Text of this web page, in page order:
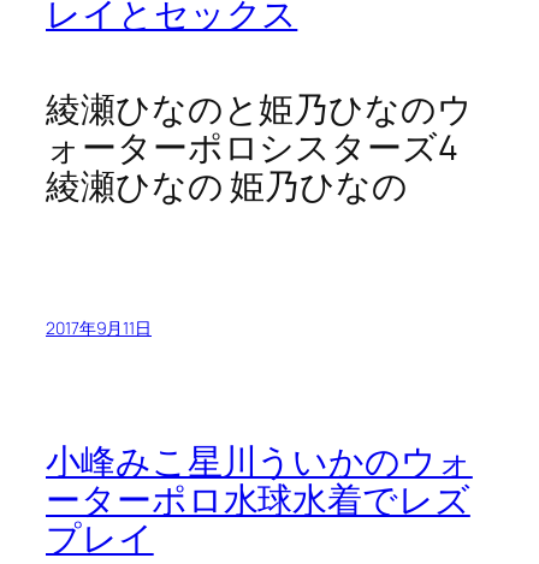
レイとセックス
綾瀬ひなのと姫乃ひなのウ
ォーターポロシスターズ4
綾瀬ひなの 姫乃ひなの
2017年9月11日
小峰みこ星川ういかのウォ
ーターポロ水球水着でレズ
プレイ